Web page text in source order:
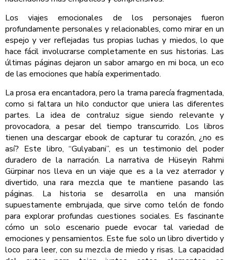
Los viajes emocionales de los personajes fueron
profundamente personales y relacionables, como mirar en un
espejo y ver reflejadas tus propias luchas y miedos, lo que
hace fácil involucrarse completamente en sus historias. Las
últimas páginas dejaron un sabor amargo en mi boca, un eco
de las emociones que había experimentado.
La prosa era encantadora, pero la trama parecía fragmentada,
como si faltara un hilo conductor que uniera las diferentes
partes. La idea de contraluz sigue siendo relevante y
provocadora, a pesar del tiempo transcurrido. Los libros
tienen una descargar ebook de capturar tu corazón, ¿no es
así? Este libro, “Gulyabani”, es un testimonio del poder
duradero de la narración. La narrativa de Hüseyin Rahmi
Gürpinar nos lleva en un viaje que es a la vez aterrador y
divertido, una rara mezcla que te mantiene pasando las
páginas. La historia se desarrolla en una mansión
supuestamente embrujada, que sirve como telón de fondo
para explorar profundas cuestiones sociales. Es fascinante
cómo un solo escenario puede evocar tal variedad de
emociones y pensamientos. Este fue solo un libro divertido y
loco para leer, con su mezcla de miedo y risas. La capacidad